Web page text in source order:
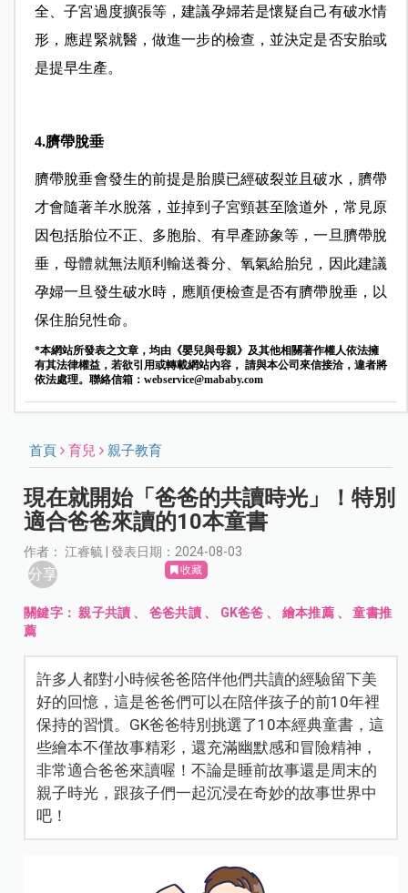
全、子宮過度擴張等，建議孕婦若是懷疑自己有破水情
形，應趕緊就醫，做進一步的檢查，並決定是否安胎或
是提早生產。
4.臍帶脫垂
臍帶脫垂會發生的前提是胎膜已經破裂並且破水，臍帶
才會隨著羊水脫落，並掉到子宮頸甚至陰道外，常見原
因包括胎位不正、多胞胎、有早產跡象等，一旦臍帶脫
垂，母體就無法順利輸送養分、氧氣給胎兒，因此建議
孕婦一旦發生破水時，應順便檢查是否有臍帶脫垂，以
保住胎兒性命。
*本網站所發表之文章，均由《嬰兒與母親》及其他相關著作權人依法擁
有其法律權益，若欲引用或轉載網站內容， 請與本公司來信接洽，違者將
依法處理。聯絡信箱： webservice@mababy.com
首頁 育兒 親子教育
現在就開始「爸爸的共讀時光」！特別
適合爸爸來讀的10本童書
作者： 江睿毓 | 發表日期：2024-08-03
分享 收藏
關鍵字：親子共讀 、 爸爸共讀、 GK爸爸 、 繪本推薦、童書推
薦
許多人都對小時候爸爸陪伴他們共讀的經驗留下美
好的回憶，這是爸爸們可以在陪伴孩子的前10年裡
保持的習慣。GK爸爸特別挑選了10本經典童書，這
些繪本不僅故事精彩，還充滿幽默感和冒險精神，
非常適合爸爸來讀喔！不論是睡前故事還是周末的
親子時光，跟孩子們一起沉浸在奇妙的故事世界中
吧！